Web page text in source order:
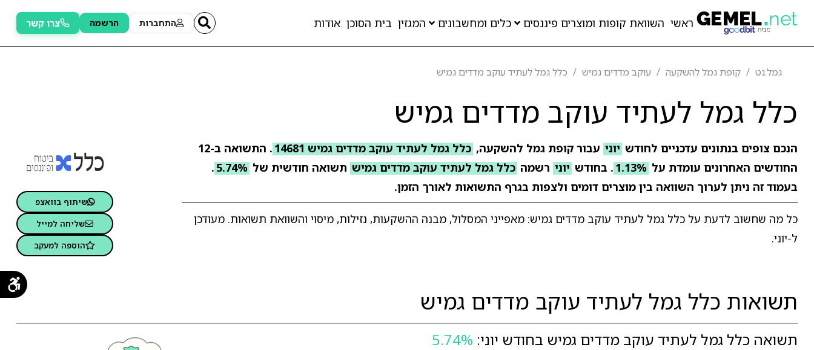
ראשי השוואת קופות ומוצרים פיננסים כלים ומחשבונים המגזין בית הסוכן אודות התחברות הרשמה צרו קשר
גמל.נט קופת גמל להשקעה עוקב מדדים גמיש כלל גמל לעתיד עוקב מדדים גמיש
כלל גמל לעתיד עוקב מדדים גמיש
הנכם צופים בנתונים עדכניים לחודש יוני עבור קופת גמל להשקעה, כלל גמל לעתיד עוקב מדדים גמיש 14681
. התשואה ב-12
החודשים האחרונים עומדת על 1.13% . בחודש יוני רשמה כלל גמל לעתיד עוקב מדדים גמיש תשואה חודשית של 5.74%
.
בעמוד זה ניתן לערוך השוואה בין מוצרים דומים ולצפות בגרף התשואות לאורך הזמן.
כל מה שחשוב לדעת על כלל גמל לעתיד עוקב מדדים גמיש: מאפייני המסלול, מבנה ההשקעות, נזילות, מיסוי והשוואת תשואות. מעודכן
ל-יוני.
שיתוף בוואצפ
שליחה למייל
הוספה למעקב
תשואות כלל גמל לעתיד עוקב מדדים גמיש
תשואה כלל גמל לעתיד עוקב מדדים גמיש בחודש יוני: 5.74%